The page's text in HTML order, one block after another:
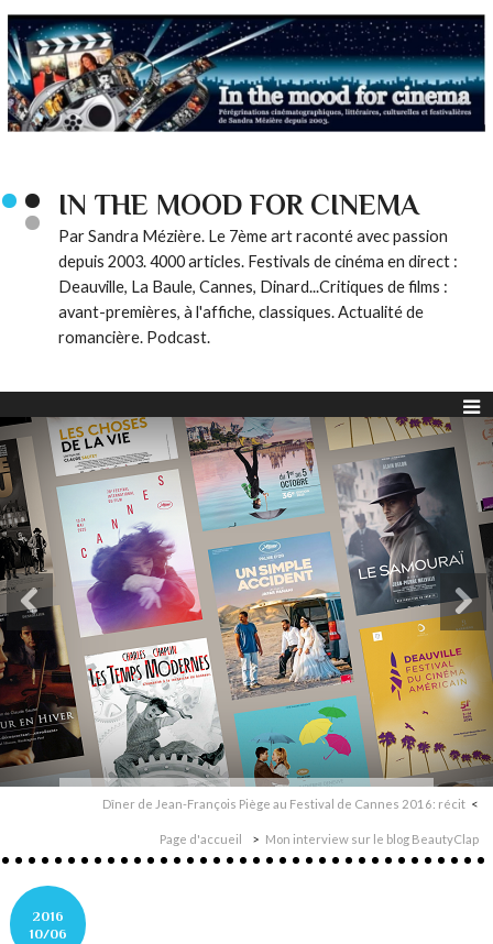
IN THE MOOD FOR CINEMA
Par Sandra Mézière. Le 7ème art raconté avec passion
depuis 2003. 4000 articles. Festivals de cinéma en direct :
Deauville, La Baule, Cannes, Dinard...Critiques de films :
avant-premières, à l'affiche, classiques. Actualité de
romancière. Podcast.
Dîner de Jean-François Piège au Festival de Cannes 2016: récit
Page d'accueil Mon interview sur le blog BeautyClap
2016
10/06